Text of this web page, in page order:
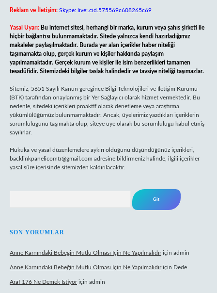
Reklam ve İletişim: Skype: live:.cid.575569c608265c69
Yasal Uyarı: Bu internet sitesi, herhangi bir marka, kurum veya şahıs şirketi ile
hiçbir bağlantısı bulunmamaktadır. Sitede yalnızca kendi hazırladığımız
makaleler paylaşılmaktadır. Burada yer alan içerikler haber niteliği
taşımamakta olup, gerçek kurum ve kişiler hakkında paylaşım
yapılmamaktadır. Gerçek kurum ve kişiler ile isim benzerlikleri tamamen
tesadüfidir. Sitemizdeki bilgiler taslak halindedir ve tavsiye niteliği taşımazlar.
Sitemiz, 5651 Sayılı Kanun gereğince Bilgi Teknolojileri ve İletişim Kurumu
(BTK) tarafından onaylanmış bir Yer Sağlayıcı olarak hizmet vermektedir. Bu
nedenle, sitedeki içerikleri proaktif olarak denetleme veya araştırma
yükümlülüğümüz bulunmamaktadır. Ancak, üyelerimiz yazdıkları içeriklerin
sorumluluğunu taşımakta olup, siteye üye olarak bu sorumluluğu kabul etmiş
sayılırlar.
Hukuka ve yasal düzenlemelere aykırı olduğunu düşündüğünüz içerikleri,
backlinkpanelicomtr@gmail.com adresine bildirmeniz halinde, ilgili içerikler
yasal süre içerisinde sitemizden kaldırılacaktır.
SON YORUMLAR
Anne Karnındaki Bebeğin Mutlu Olması Için Ne Yapılmalıdıriçin admin
Anne Karnındaki Bebeğin Mutlu Olması Için Ne Yapılmalıdıriçin Dede
Araf 176 Ne Demek Istiyoriçin admin